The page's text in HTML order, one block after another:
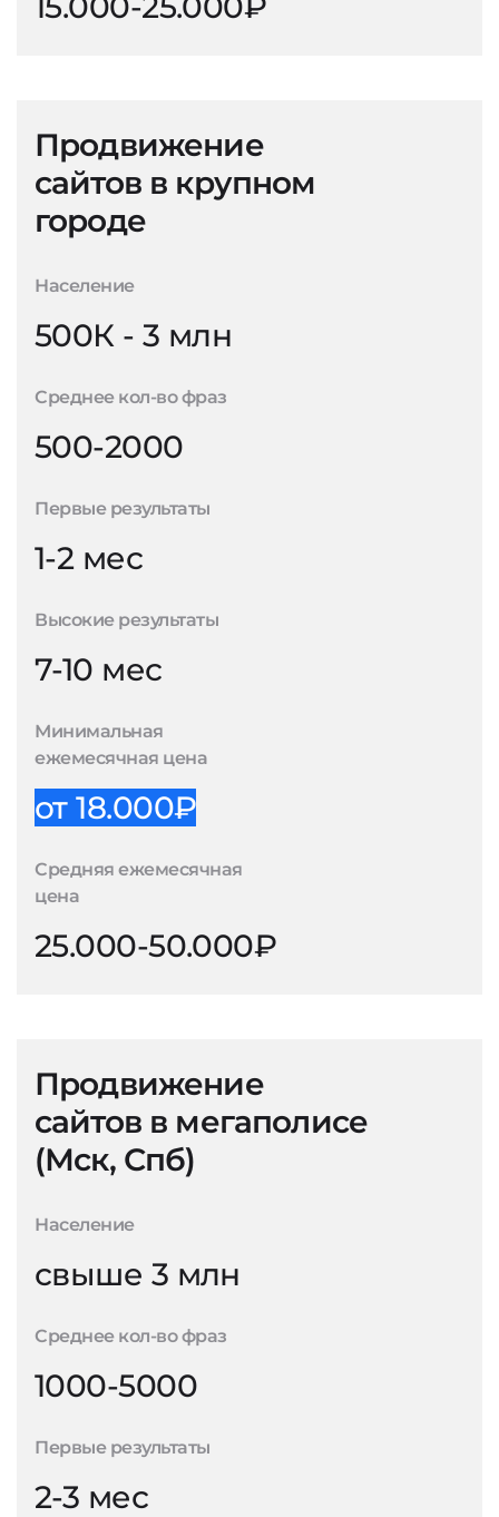
Продвижение
сайтов в крупном
городе
Население
500К - 3 млн
Среднее кол-во фраз
500-2000
Первые результаты
1-2 мес
Высокие результаты
7-10 мес
Минимальная
ежемесячная цена
от 18.000₽
Средняя ежемесячная
цена
25.000-50.000₽
Продвижение
сайтов в мегаполисе
(Мск, Спб)
Население
свыше 3 млн
Среднее кол-во фраз
1000-5000
Первые результаты
2-3 мес